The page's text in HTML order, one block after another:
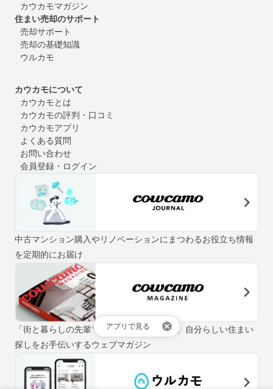
アプリで見る
カウカモマガジン
住まい売却のサポート
売却サポート
売却の基礎知識
ウルカモ
カウカモについて
カウカモとは
カウカモの評判・口コミ
カウカモアプリ
よくある質問
お問い合わせ
会員登録・ログイン
中古マンション購入やリノベーションにまつわるお役立ち情報
を定期的にお届け
「街と暮らしの先輩マガジン」をテーマに、自分らしい住まい
探しをお手伝いするウェブマガジン